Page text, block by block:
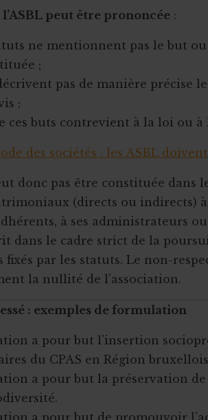
peut être prononcée :
ne mentionnent pas le but
;
pas de manière précise
;
ces buts contrevient à la loi ou à
des sociétés : les ASBL
donc pas être constituée dans
(directs ou indirects)
à ses administrateurs
dans le cadre strict de la
fixés par les statuts. Le non-
la nullité de l’association.
: exemples de formulation
a pour but l’insertion
du CPAS en Région
a pour but la préservation
a pour but de promouvoir